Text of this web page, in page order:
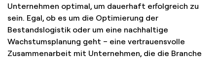
Unternehmen optimal, um dauerhaft erfolgreich zu
sein. Egal, ob es um die Optimierung der
Bestandslogistik oder um eine nachhaltige
Wachstumsplanung geht – eine vertrauensvolle
Zusammenarbeit mit Unternehmen, die die Branche